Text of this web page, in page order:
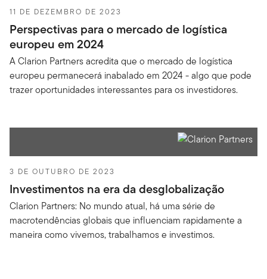
11 DE DEZEMBRO DE 2023
Perspectivas para o mercado de logística
europeu em 2024
A Clarion Partners acredita que o mercado de logística
europeu permanecerá inabalado em 2024 - algo que pode
trazer oportunidades interessantes para os investidores.
3 DE OUTUBRO DE 2023
Investimentos na era da desglobalização
Clarion Partners: No mundo atual, há uma série de
macrotendências globais que influenciam rapidamente a
maneira como vivemos, trabalhamos e investimos.